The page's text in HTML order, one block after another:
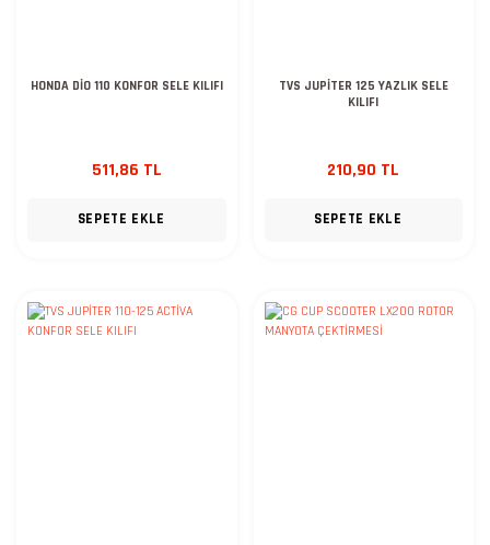
HONDA DİO 110 KONFOR SELE KILIFI
511,86 TL
SEPETE EKLE
TVS JUPİTER 125 YAZLIK SELE
KILIFI
210,90 TL
SEPETE EKLE